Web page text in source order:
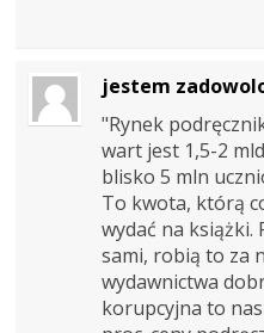
jestem
"Rynek
wart jest 1,5-2
blisko 5 mln
To kwota, którą
wydać na książki.
sami, robią to za
wydawnictwa
korupcyjna to